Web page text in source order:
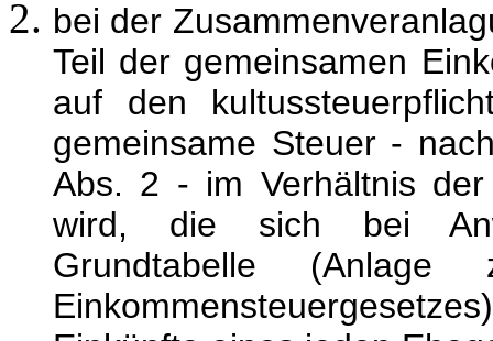
bei der
Teil der gemeinsamen
auf den
gemeinsame Steuer -
Abs. 2 - im Verhältnis der
wird, die sich bei
Grundtabelle